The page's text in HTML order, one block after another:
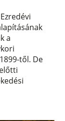
a
től. De